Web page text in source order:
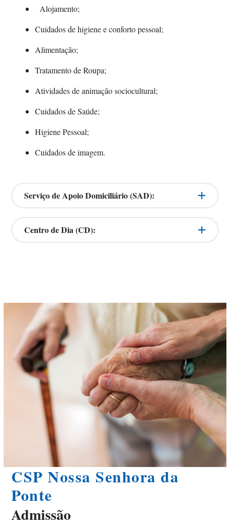
Alojamento;
Cuidados de higiene e conforto pessoal;
Alimentação;
Tratamento de Roupa;
Atividades de animação sociocultural;
Cuidados de Saúde;
Higiene Pessoal;
Cuidados de imagem.
Serviço de Apoio Domiciliário (SAD):
Centro de Dia (CD):
CSP Nossa Senhora da
Ponte
Admissão